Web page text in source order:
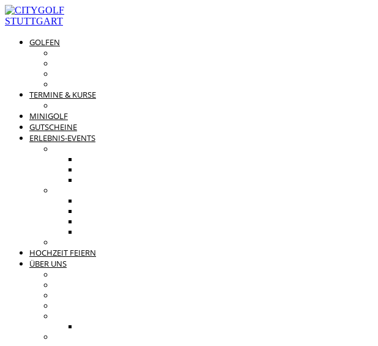
GOLFEN
TERMINE & KURSE
MINIGOLF
GUTSCHEINE
ERLEBNIS-EVENTS
HOCHZEIT FEIERN
ÜBER UNS